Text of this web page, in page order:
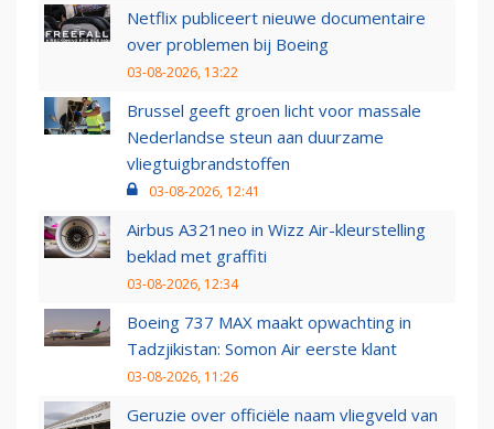
Netflix publiceert nieuwe documentaire
over problemen bij Boeing
03-08-2026, 13:22
Brussel geeft groen licht voor massale
Nederlandse steun aan duurzame
vliegtuigbrandstoffen
03-08-2026, 12:41
Airbus A321neo in Wizz Air-kleurstelling
beklad met graffiti
03-08-2026, 12:34
Boeing 737 MAX maakt opwachting in
Tadzjikistan: Somon Air eerste klant
03-08-2026, 11:26
Geruzie over officiële naam vliegveld van